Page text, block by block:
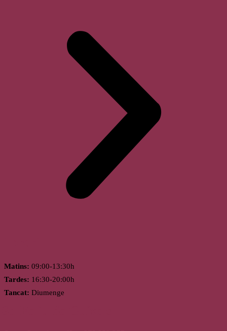
Matins: 09:00-13:30h
Tardes: 16:30-20:00h
Tancat: Diumenge